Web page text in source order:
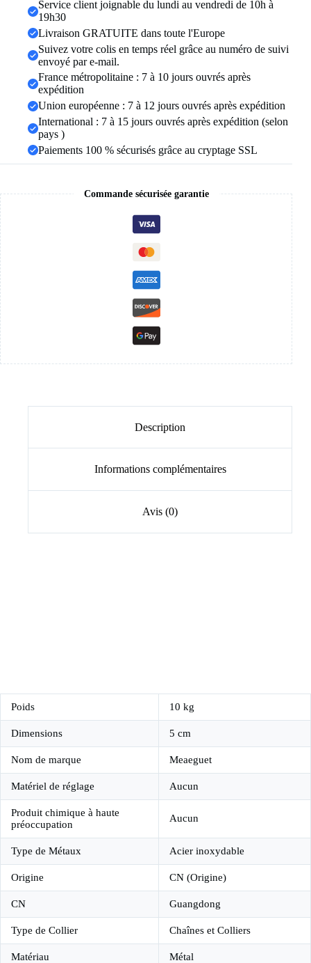
superposé
Service client joignable du lundi au vendredi de 10h à
19h30
Livraison GRATUITE dans toute l'Europe
Suivez votre colis en temps réel grâce au numéro de suivi
envoyé par e-mail.
France métropolitaine : 7 à 10 jours ouvrés après
expédition
Union européenne : 7 à 12 jours ouvrés après expédition
International : 7 à 15 jours ouvrés après expédition (selon
pays )
Paiements 100 % sécurisés grâce au cryptage SSL
Commande sécurisée garantie
Description
Informations complémentaires
Avis (0)
Poids 10 kg
Dimensions 5 cm
Nom de marque Meaeguet
Matériel de réglage Aucun
Produit chimique à haute
préoccupation
Aucun
Type de Métaux Acier inoxydable
Origine CN (Origine)
CN Guangdong
Type de Collier Chaînes et Colliers
Matériau Métal